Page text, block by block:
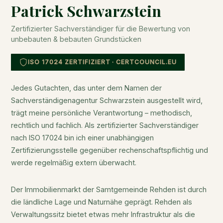
Patrick Schwarzstein
Zertifizierter Sachverständiger für die Bewertung von
unbebauten & bebauten Grundstücken
ISO 17024 ZERTIFIZIERT · CERTCOUNCIL.EU
Jedes Gutachten, das unter dem Namen der
Sachverständigenagentur Schwarzstein ausgestellt wird,
trägt meine persönliche Verantwortung – methodisch,
rechtlich und fachlich. Als zertifizierter Sachverständiger
nach ISO 17024 bin ich einer unabhängigen
Zertifizierungsstelle gegenüber rechenschaftspflichtig und
werde regelmäßig extern überwacht.
Der Immobilienmarkt der Samtgemeinde Rehden ist durch
die ländliche Lage und Naturnähe geprägt. Rehden als
Verwaltungssitz bietet etwas mehr Infrastruktur als die